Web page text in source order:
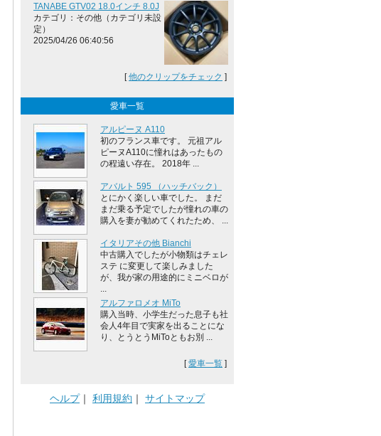
TANABE GTV02 18.0インチ 8.0J
カテゴリ：その他（カテゴリ未設
定）
2025/04/26 06:40:56
[他のクリップをチェック ]
愛車一覧
アルピーヌ A110
初のフランス車です。 元祖アル
ピーヌA110に憧れはあったもの
の程遠い存在。 2018年 ...
アバルト 595 （ハッチバック）
とにかく楽しい車でした。 まだ
まだ乗る予定でしたが憧れの車の
購入を妻が勧めてくれたため、 ...
イタリアその他 Bianchi
中古購入でしたが小物類はチェレ
ステ に変更して楽しみました
が、我が家の用途的にミニベロが
...
アルファロメオ MiTo
購入当時、小学生だった息子も社
会人4年目で実家を出ることにな
り、とうとうMiToともお別 ...
[愛車一覧 ]
ヘルプ｜ 利用規約 ｜ サイトマップ